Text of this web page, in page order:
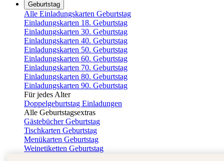
Geburtstag
Alle Einladungskarten Geburtstag
Einladungskarten 18. Geburtstag
Einladungskarten 30. Geburtstag
Einladungskarten 40. Geburtstag
Einladungskarten 50. Geburtstag
Einladungskarten 60. Geburtstag
Einladungskarten 70. Geburtstag
Einladungskarten 80. Geburtstag
Einladungskarten 90. Geburtstag
Für jedes Alter
Doppelgeburtstag Einladungen
Alle Geburtstagsextras
Gästebücher Geburtstag
Tischkarten Geburtstag
Menükarten Geburtstag
Weinetiketten Geburtstag